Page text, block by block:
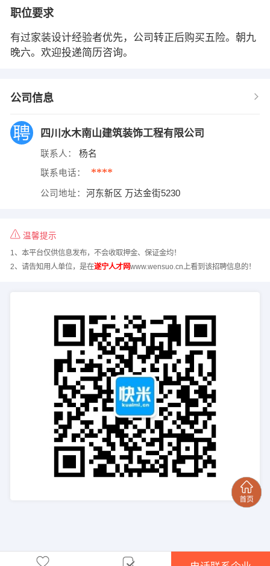
职位要求
有过家装设计经验者优先，公司转正后购买五险。朝九
晚六。欢迎投递简历咨询。
公司信息
四川水木南山建筑装饰工程有限公司
联系人： 杨名
联系电话： ****
公司地址： 河东新区 万达金街5230
温馨提示
1、本平台仅供信息发布，不会收取押金、保证金均！
2、请告知用人单位，是在遂宁人才网www.wensuo.cn上看到该招聘信息的！